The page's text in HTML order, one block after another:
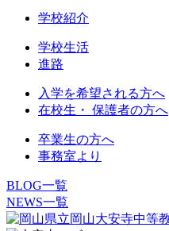
学校紹介
学校生活
進路
入学を希望される方へ
在校生・ 保護者の方へ
卒業生の方へ
事務室より
BLOG一覧
NEWS一覧